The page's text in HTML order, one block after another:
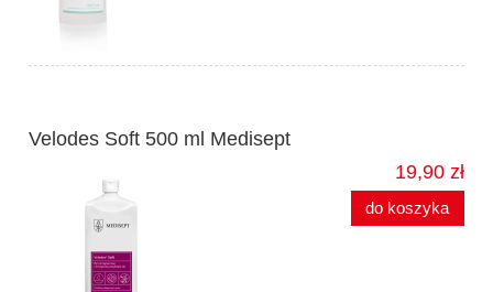
Velodes Soft 500 ml Medisept
19,90 zł
do koszyka